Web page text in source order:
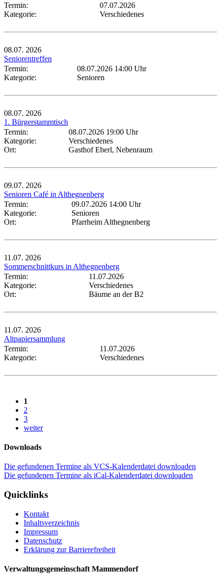
Termin:
07.07.2026
Kategorie:
Verschiedenes
08.07. 2026
Seniorentreffen
Termin:
08.07.2026 14:00 Uhr
Kategorie:
Senioren
08.07. 2026
1. Bürgerstammtisch
Termin:
08.07.2026 19:00 Uhr
Kategorie:
Verschiedenes
Ort:
Gasthof Eberl, Nebenraum
09.07. 2026
Senioren Café in Althegnenberg
Termin:
09.07.2026 14:00 Uhr
Kategorie:
Senioren
Ort:
Pfarrheim Althegnenberg
11.07. 2026
Sommerschnittkurs in Althegnenberg
Termin:
11.07.2026
Kategorie:
Verschiedenes
Ort:
Bäume an der B2
11.07. 2026
Altpapiersammlung
Termin:
11.07.2026
Kategorie:
Verschiedenes
1
2
3
weiter
Downloads
Die gefundenen Termine als VCS-Kalenderdatei downloaden
Die gefundenen Termine als iCal-Kalenderdatei downloaden
Quicklinks
Kontakt
Inhaltsverzeichnis
Impressum
Datenschutz
Erklärung zur Barrierefreiheit
Verwaltungsgemeinschaft Mammendorf